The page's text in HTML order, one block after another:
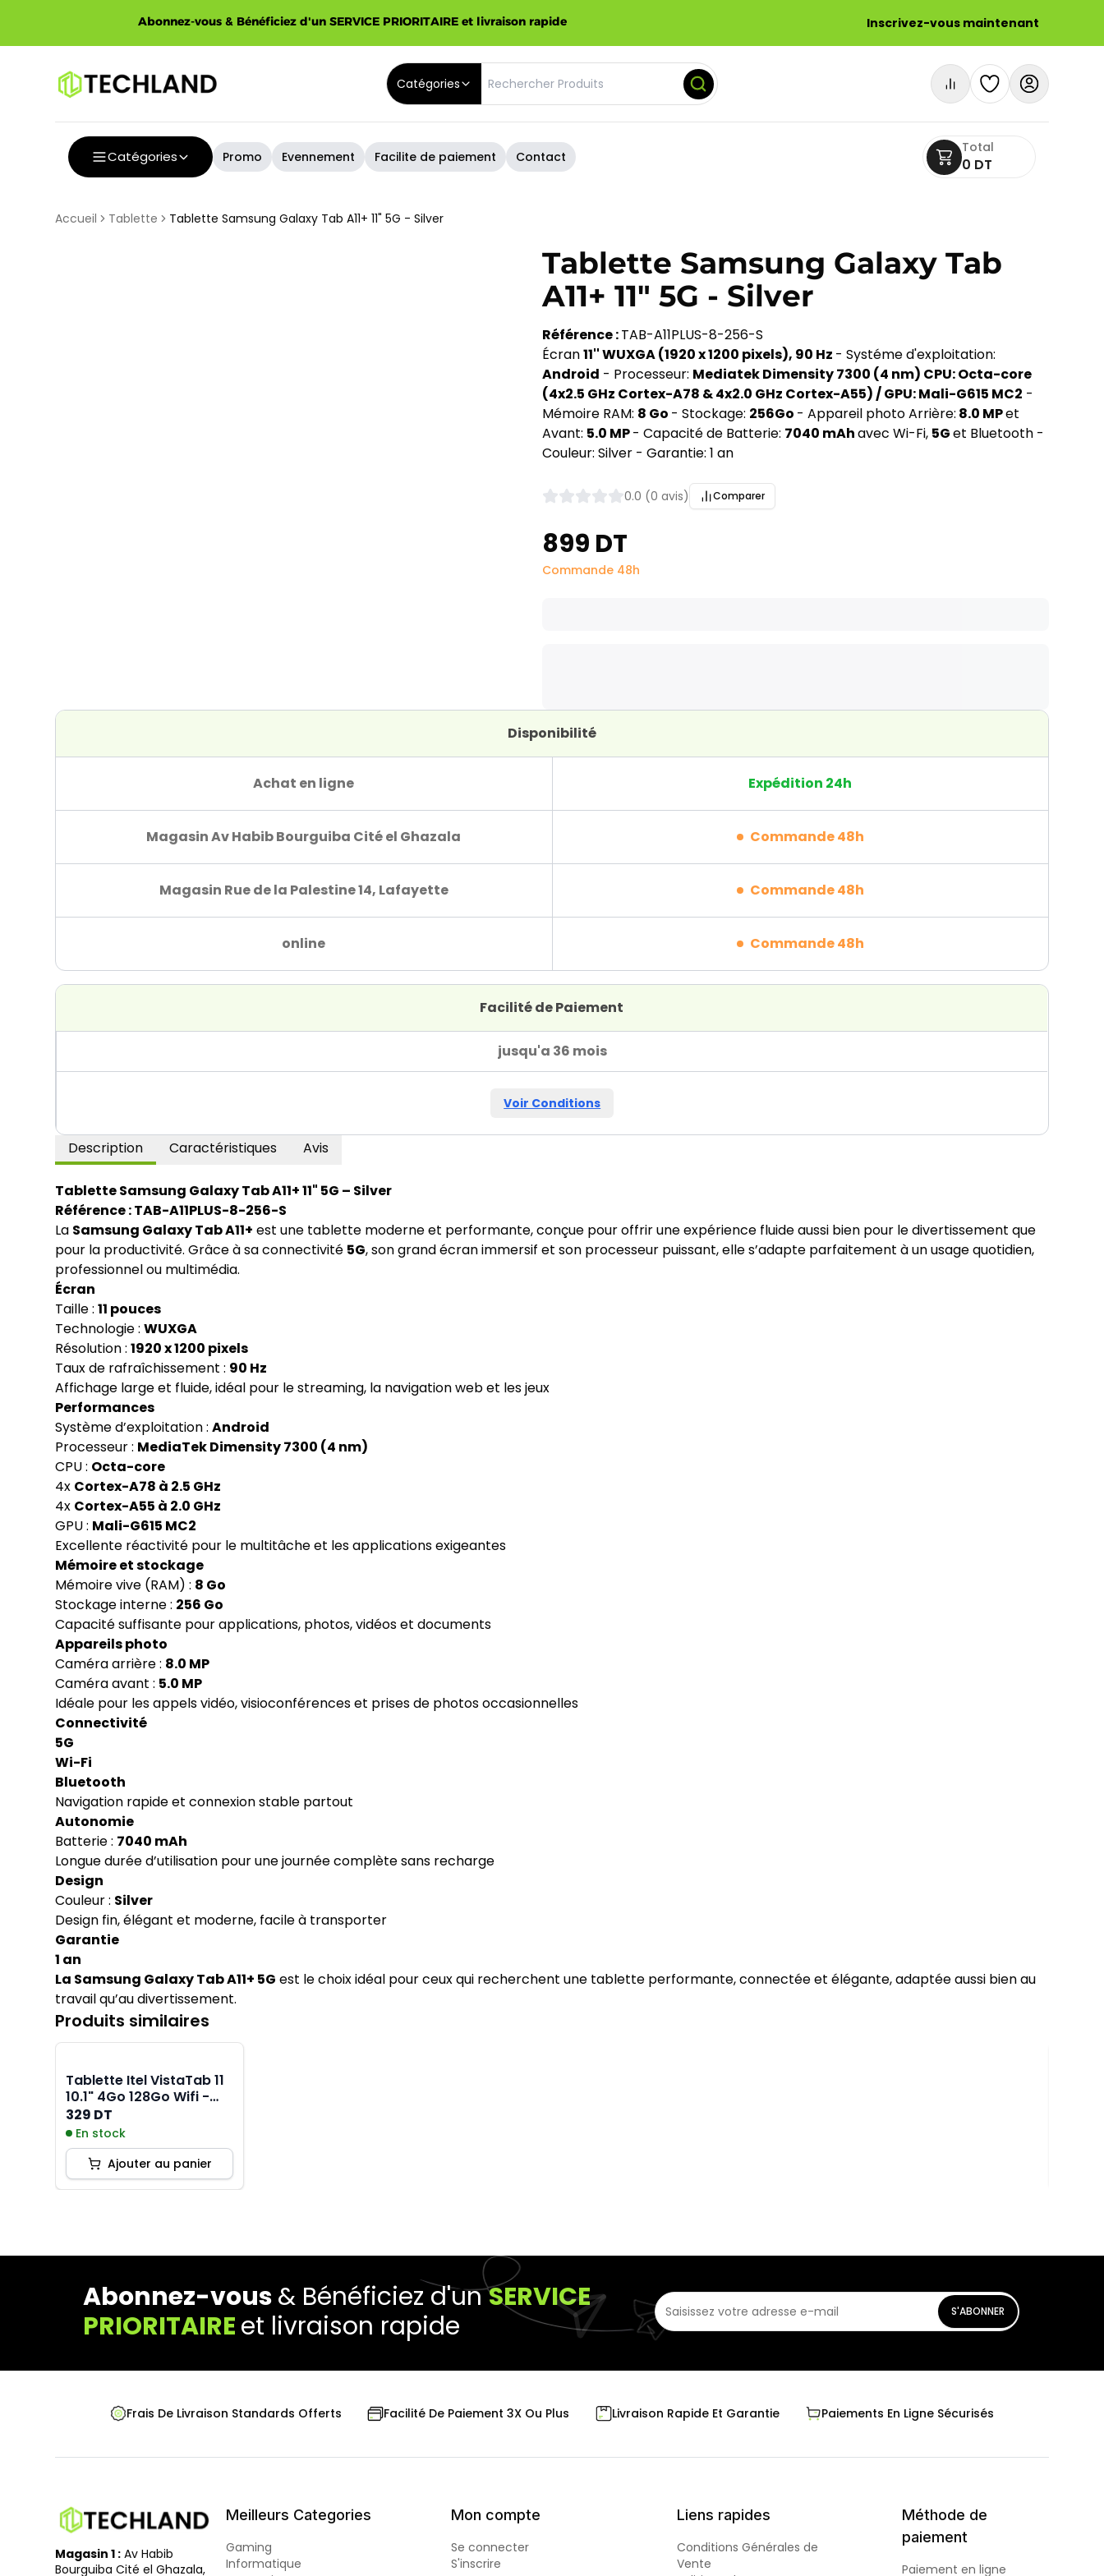
Abonnez-vous & Bénéficiez d'un SERVICE PRIORITAIRE et livraison rapide Inscrivez-vous maintenant
Catégories
Catégories Promo Evennement Facilite de paiement Contact
Total
0 DT
Accueil Tablette Tablette Samsung Galaxy Tab A11+ 11" 5G - Silver
Tablette Samsung Galaxy Tab
A11+ 11" 5G - Silver
Référence :TAB-A11PLUS-8-256-S
Écran11'' WUXGA (1920 x 1200 pixels), 90 Hz - Systéme d'exploitation:
Android - Processeur: Mediatek Dimensity 7300 (4 nm) CPU: Octa-core
(4x2.5 GHz Cortex-A78 & 4x2.0 GHz Cortex-A55) / GPU: Mali-G615 MC2 -
Mémoire RAM: 8 Go - Stockage: 256Go - Appareil photo Arrière: 8.0 MPet
Avant: 5.0 MP- Capacité de Batterie: 7040 mAhavec Wi-Fi, 5Get Bluetooth -
Couleur: Silver - Garantie: 1 an
0.0 (0 avis) Comparer
899 DT
Commande 48h
Disponibilité
Achat en ligne Expédition 24h
Magasin Av Habib Bourguiba Cité el Ghazala Commande 48h
Magasin Rue de la Palestine 14, Lafayette Commande 48h
online Commande 48h
Facilité de Paiement
jusqu'a 36 mois
Voir Conditions
Description Caractéristiques Avis
Tablette Samsung Galaxy Tab A11+ 11" 5G – Silver
Référence : TAB-A11PLUS-8-256-S
La Samsung Galaxy Tab A11+ est une tablette moderne et performante, conçue pour offrir une expérience fluide aussi bien pour le divertissement que
pour la productivité. Grâce à sa connectivité 5G, son grand écran immersif et son processeur puissant, elle s’adapte parfaitement à un usage quotidien,
professionnel ou multimédia.
Écran
Taille :11 pouces
Technologie :WUXGA
Résolution :1920 x 1200 pixels
Taux de rafraîchissement : 90 Hz
Affichage large et fluide, idéal pour le streaming, la navigation web et les jeux
Performances
Système d’exploitation :Android
Processeur : MediaTek Dimensity 7300 (4 nm)
CPU : Octa-core
4x Cortex-A78 à 2.5 GHz
4x Cortex-A55 à 2.0 GHz
GPU : Mali-G615 MC2
Excellente réactivité pour le multitâche et les applications exigeantes
Mémoire et stockage
Mémoire vive (RAM) : 8 Go
Stockage interne : 256 Go
Capacité suffisante pour applications, photos, vidéos et documents
Appareils photo
Caméra arrière : 8.0 MP
Caméra avant : 5.0 MP
Idéale pour les appels vidéo, visioconférences et prises de photos occasionnelles
Connectivité
5G
Wi-Fi
Bluetooth
Navigation rapide et connexion stable partout
Autonomie
Batterie : 7040 mAh
Longue durée d’utilisation pour une journée complète sans recharge
Design
Couleur : Silver
Design fin, élégant et moderne, facile à transporter
Garantie
1 an
La Samsung Galaxy Tab A11+ 5G est le choix idéal pour ceux qui recherchent une tablette performante, connectée et élégante, adaptée aussi bien au
travail qu’au divertissement.
Produits similaires
Tablette Itel VistaTab 11
10.1" 4Go 128Go Wifi -
Bleu
329 DT
En stock
Ajouter au panier
Abonnez-vous& Bénéficiez d'unSERVICE
PRIORITAIREet livraison rapide S'ABONNER
Frais De Livraison Standards Offerts Facilité De Paiement 3X Ou Plus Livraison Rapide Et Garantie Paiements En Ligne Sécurisés
Magasin 1 : Av Habib
Bourguiba Cité el Ghazala,
Meilleurs Categories
Gaming
Informatique
Mon compte
Se connecter
S'inscrire
Liens rapides
Conditions Générales de
Vente
Méthode de
paiement
Paiement en ligne